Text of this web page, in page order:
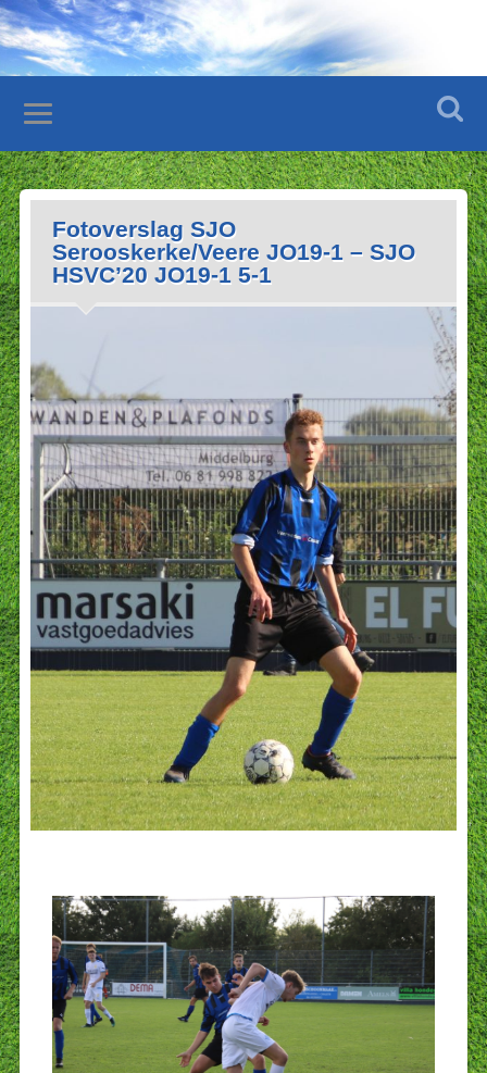
Fotoverslag SJO
Serooskerke/Veere JO19-1 – SJO
HSVC’20 JO19-1 5-1